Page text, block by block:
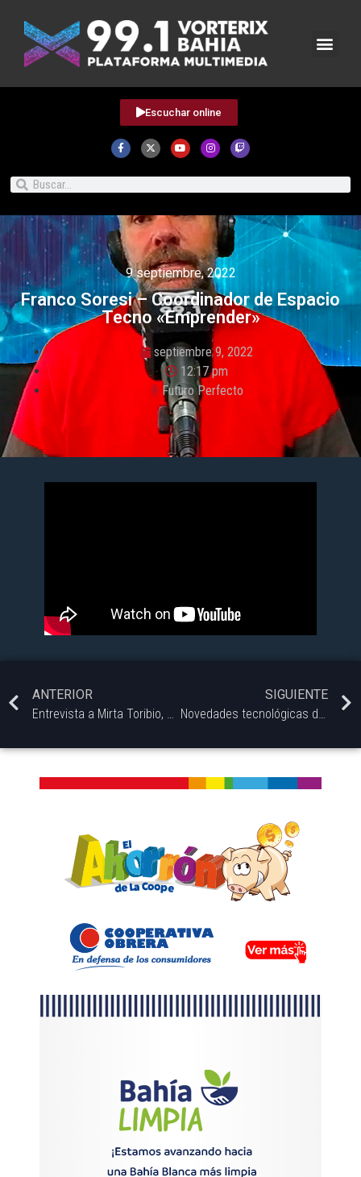
Escuchar online
9 septiembre, 2022
Franco Soresi – Coordinador de Espacio
Tecno «Emprender»
septiembre 9, 2022
12:17 pm
Futuro Perfecto
ANTERIOR
SIGUIENTE